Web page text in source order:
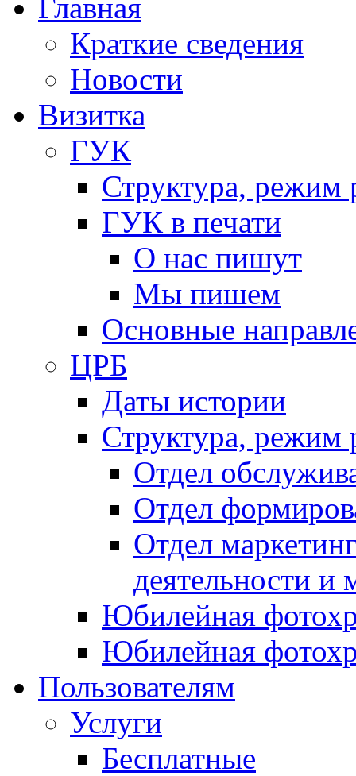
Главная
Краткие сведения
Новости
Визитка
ГУК
Структура, режим
ГУК в печати
О нас пишут
Мы пишем
Основные
ЦРБ
Даты истории
Структура, режим
Отдел
Отдел
Отдел
деятельности и
Юбилейная
Юбилейная
Пользователям
Услуги
Бесплатные